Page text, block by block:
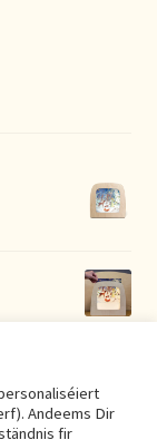
Andeems Dir
fir